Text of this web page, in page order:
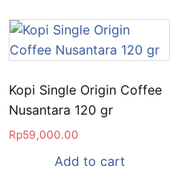
Kopi Single Origin Coffee
Nusantara 120 gr
Rp59,000.00
Add to cart